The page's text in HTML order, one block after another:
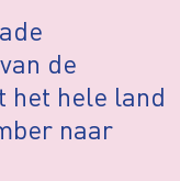
de
het hele land
naar